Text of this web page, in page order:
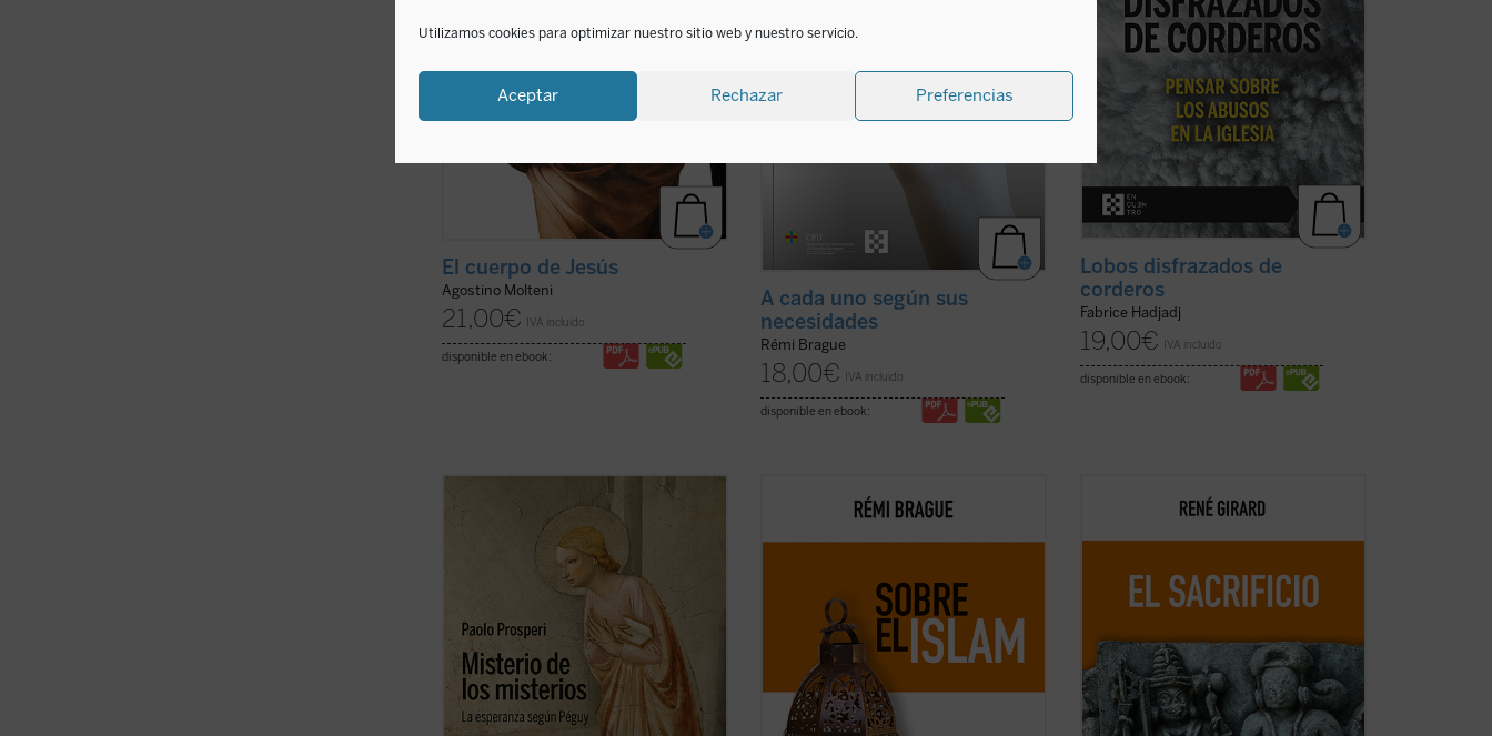
Utilizamos cookies para optimizar nuestro sitio web y nuestro servicio.
Aceptar Rechazar Preferencias
El cuerpo de Jesús
Agostino Molteni
21,00€ IVA incluido
disponible en ebook:
A cada uno según sus
necesidades
Rémi Brague
18,00€ IVA incluido
disponible en ebook:
Lobos disfrazados de
corderos
Fabrice Hadjadj
19,00€ IVA incluido
disponible en ebook:
Paolo Prosperi no pretende en este
ensayo ofrecer un comentario
exhaustivo sobre losMisterios
sino que se fija un objetivo más
circunscrito, pero no menos difícil:
intentar comprender las razones que
llevan al autor de este ...(ver ficha)
El Islam es objeto de interminables
¿qué es el Islam? ¿Una forma de
sus propios dogmas y normas? ¿Una
civilización? Rémi Brague vuelve sobre
estas cuestiones ...
(ver ficha)
Esta nueva edición, publicada a modo de
edificio girardiano, pues el sacrificio no
es un tema cualquiera de la antropología